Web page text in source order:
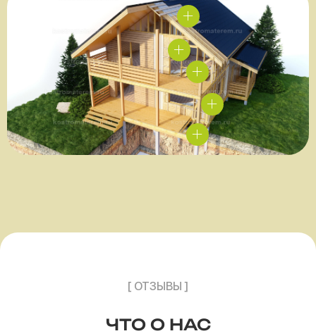
[ ОТЗЫВЫ ]
ЧТО О НАС